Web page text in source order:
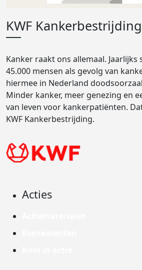
KWF Kankerbestrijding
Kanker raakt ons allemaal. Jaarlijks
45.000 mensen als gevolg van
hiermee in Nederland
Minder kanker, meer genezing en
van leven voor kankerpatiënten.
KWF Kankerbestrijding.
Acties